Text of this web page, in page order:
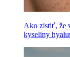
Ako zistiť, že
kyseliny